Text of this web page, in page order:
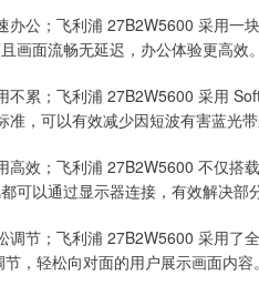
办公；飞利浦 27B2W5600 采用一
画面流畅无延迟，办公体验更高效。
不累；飞利浦 27B2W5600 采用
准，可以有效减少因短波有害蓝光
高效；飞利浦 27B2W5600 不仅搭
可以通过显示器连接，有效解决部
调节；飞利浦 27B2W5600 采用了
，轻松向对面的用户展示画面内容。